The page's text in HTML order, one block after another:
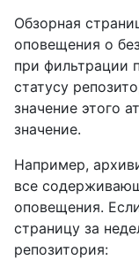
Обзорная
оповещения о
при фильтрации
статусу
значение этого
значение.
Например,
все
оповещения.
страницу за
репозитория: